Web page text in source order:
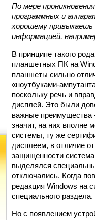
По мере
программных и
хорошему привыкаешь
информацией,
В принципе такого
планшетных ПК на
планшеты сильно
«ноутбуками­-
поскольку речь и
дисплей. Это были
важные преимущества
значит, на них
системы, ту же
дисплеем, в отличие
защищенности
выделялся
отключались. Когда
редакция Windows на
специального раздела.
Но с появлением